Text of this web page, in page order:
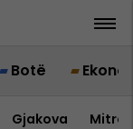
Botë
Gjakova